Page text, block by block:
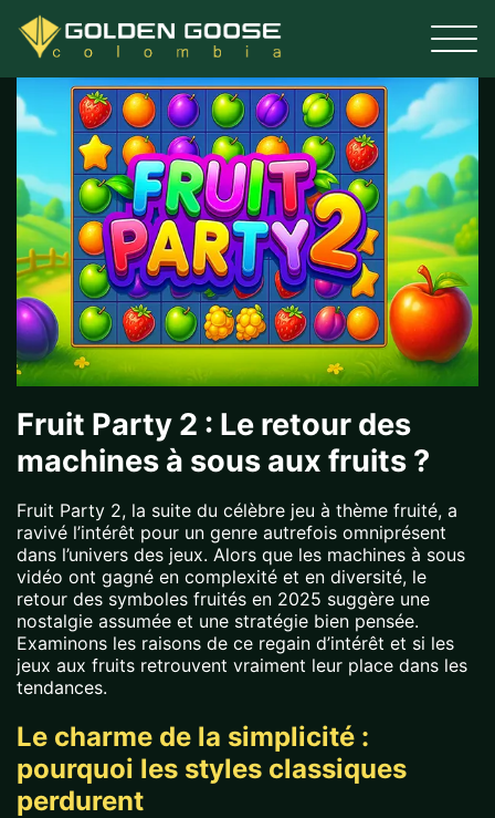
Toggle
Fruit Party 2 : Le retour des
machines à sous aux fruits ?
Fruit Party 2, la suite du célèbre jeu à thème fruité, a
ravivé l’intérêt pour un genre autrefois omniprésent
dans l’univers des jeux. Alors que les machines à sous
vidéo ont gagné en complexité et en diversité, le
retour des symboles fruités en 2025 suggère une
nostalgie assumée et une stratégie bien pensée.
Examinons les raisons de ce regain d’intérêt et si les
jeux aux fruits retrouvent vraiment leur place dans les
tendances.
Le charme de la simplicité :
pourquoi les styles classiques
perdurent